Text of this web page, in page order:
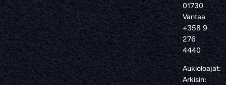
01730
Vantaa
+358 9
276
4440
Aukioloajat:
Arkisin: